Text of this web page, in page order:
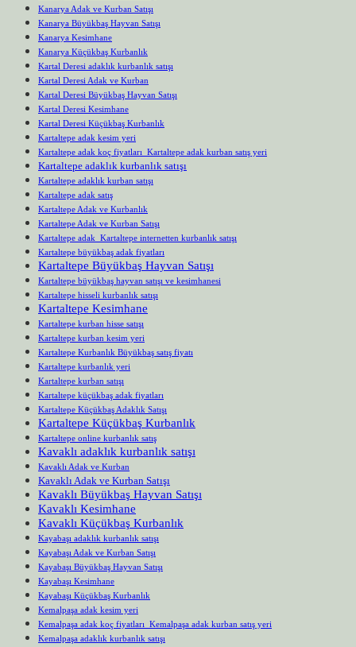
Kanarya Adak ve Kurban Satışı
Kanarya Büyükbaş Hayvan Satışı
Kanarya Kesimhane
Kanarya Küçükbaş Kurbanlık
Kartal Deresi adaklık kurbanlık satışı
Kartal Deresi Adak ve Kurban
Kartal Deresi Büyükbaş Hayvan Satışı
Kartal Deresi Kesimhane
Kartal Deresi Küçükbaş Kurbanlık
Kartaltepe adak kesim yeri
Kartaltepe adak koç fiyatları Kartaltepe adak kurban satış yeri
Kartaltepe adaklık kurbanlık satışı
Kartaltepe adaklık kurban satışı
Kartaltepe adak satış
Kartaltepe Adak ve Kurbanlık
Kartaltepe Adak ve Kurban Satışı
Kartaltepe adak Kartaltepe internetten kurbanlık satışı
Kartaltepe büyükbaş adak fiyatları
Kartaltepe Büyükbaş Hayvan Satışı
Kartaltepe büyükbaş hayvan satışı ve kesimhanesi
Kartaltepe hisseli kurbanlık satışı
Kartaltepe Kesimhane
Kartaltepe kurban hisse satışı
Kartaltepe kurban kesim yeri
Kartaltepe Kurbanlık Büyükbaş satış fiyatı
Kartaltepe kurbanlık yeri
Kartaltepe kurban satışı
Kartaltepe küçükbaş adak fiyatları
Kartaltepe Küçükbaş Adaklık Satışı
Kartaltepe Küçükbaş Kurbanlık
Kartaltepe online kurbanlık satış
Kavaklı adaklık kurbanlık satışı
Kavaklı Adak ve Kurban
Kavaklı Adak ve Kurban Satışı
Kavaklı Büyükbaş Hayvan Satışı
Kavaklı Kesimhane
Kavaklı Küçükbaş Kurbanlık
Kayabaşı adaklık kurbanlık satışı
Kayabaşı Adak ve Kurban Satışı
Kayabaşı Büyükbaş Hayvan Satışı
Kayabaşı Kesimhane
Kayabaşı Küçükbaş Kurbanlık
Kemalpaşa adak kesim yeri
Kemalpaşa adak koç fiyatları Kemalpaşa adak kurban satış yeri
Kemalpaşa adaklık kurbanlık satışı